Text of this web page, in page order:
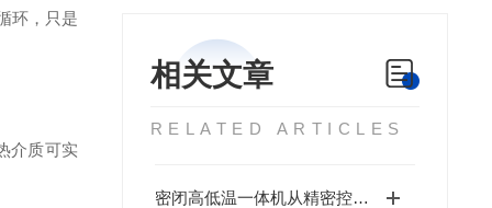
相关文章
RELATED ARTICLES
密闭高低温一体机从精密控温到全流程检定的技术范式
环，只是
介质可实